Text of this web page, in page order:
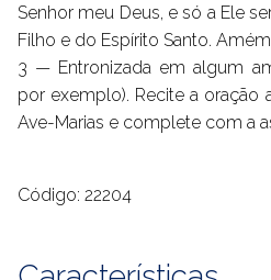
Senhor meu Deus, e só a Ele
Filho e do Espírito Santo.
3 — Entronizada em algum
por exemplo). Recite a oração
Ave-Marias e complete com a
Código: 22204